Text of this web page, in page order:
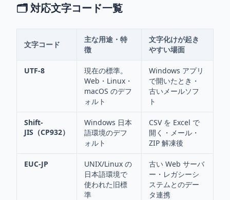
🗂️ 対応文字コード一覧
文字コード
主な用途・特
徴
文字化けが起き
やすい場面
UTF-8
現在の標準。
Web・Linux・
macOS のデフ
ォルト
Windows アプリ
で開いたとき・
古いメールソフ
ト
Shift-
JIS（CP932）
Windows 日本
語環境のデフ
ォルト
CSV を Excel で
開く・メール・
ZIP 解凍後
EUC-JP
UNIX/Linux の
日本語環境で
使われた旧標
準
古い Web サーバ
ー・レガシーシ
ステムとのデー
タ連携